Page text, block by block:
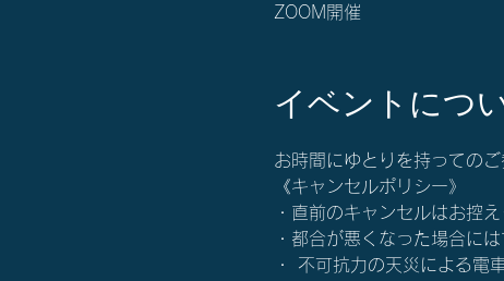
ZOOM開催
イベントにつ
お時間にゆとりを持ってのご
《キャンセルポリシー》
・直前のキャンセルはお控
・都合が悪くなった場合に
・ 不可抗力の天災による電